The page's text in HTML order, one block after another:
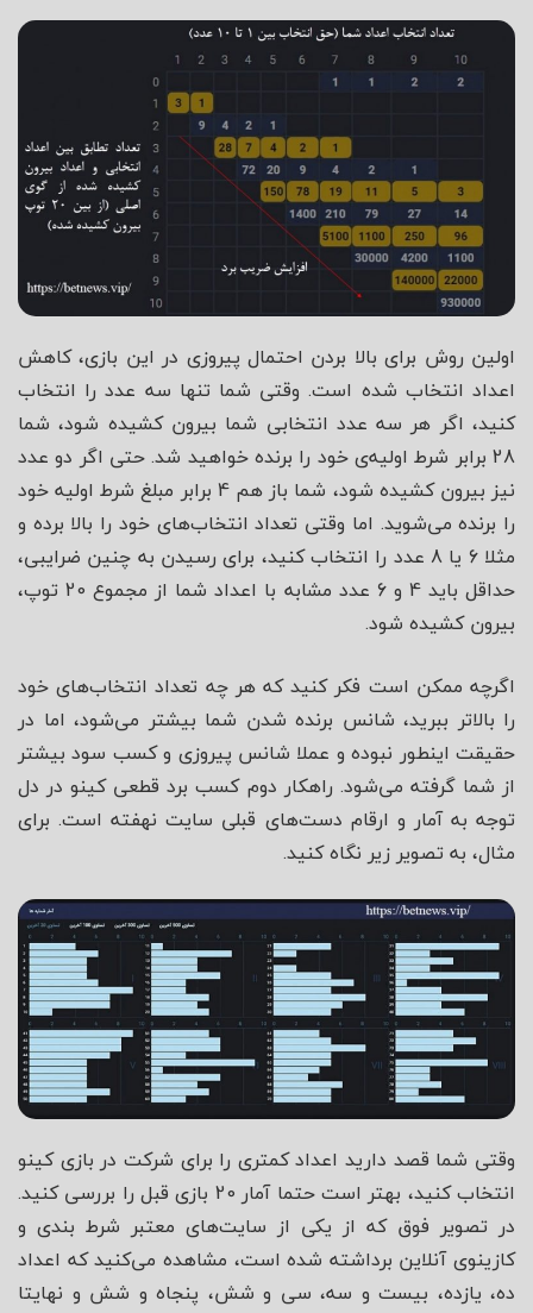
اولین روش برای بالا بردن احتمال پیروزی در این بازی، کاهش
اعداد انتخاب شده است. وقتی شما تنها سه عدد را انتخاب
کنید، اگر هر سه عدد انتخابی شما بیرون کشیده شود، شما
28 برابر شرط اولیه‌ی خود را برنده خواهید شد. حتی اگر دو عدد
نیز بیرون کشیده شود، شما باز هم 4 برابر مبلغ شرط اولیه خود
را برنده می‌شوید. اما وقتی تعداد انتخاب‌های خود را بالا برده و
مثلا 6 یا 8 عدد را انتخاب کنید، برای رسیدن به چنین ضرایبی،
حداقل باید 4 و 6 عدد مشابه با اعداد شما از مجموع 20 توپ،
بیرون کشیده شود.
اگرچه ممکن است فکر کنید که هر چه تعداد انتخاب‌های خود
را بالاتر ببرید، شانس برنده شدن شما بیشتر می‌شود، اما در
حقیقت اینطور نبوده و عملا شانس پیروزی و کسب سود بیشتر
از شما گرفته می‌شود. راهکار دوم کسب برد قطعی کینو در دل
توجه به آمار و ارقام دست‌های قبلی سایت نهفته است. برای
مثال، به تصویر زیر نگاه کنید.
وقتی شما قصد دارید اعداد کمتری را برای شرکت در بازی کینو
انتخاب کنید، بهتر است حتما آمار 20 بازی قبل را بررسی کنید.
در تصویر فوق که از یکی از سایت‌های معتبر شرط بندی و
کازینوی آنلاین برداشته شده است، مشاهده می‌کنید که اعداد
ده، یازده، بیست و سه، سی و شش، پنجاه و شش و نهایتا